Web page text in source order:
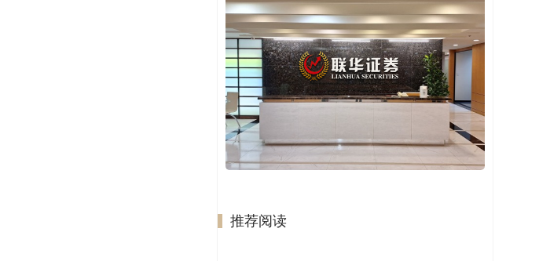
推荐阅读